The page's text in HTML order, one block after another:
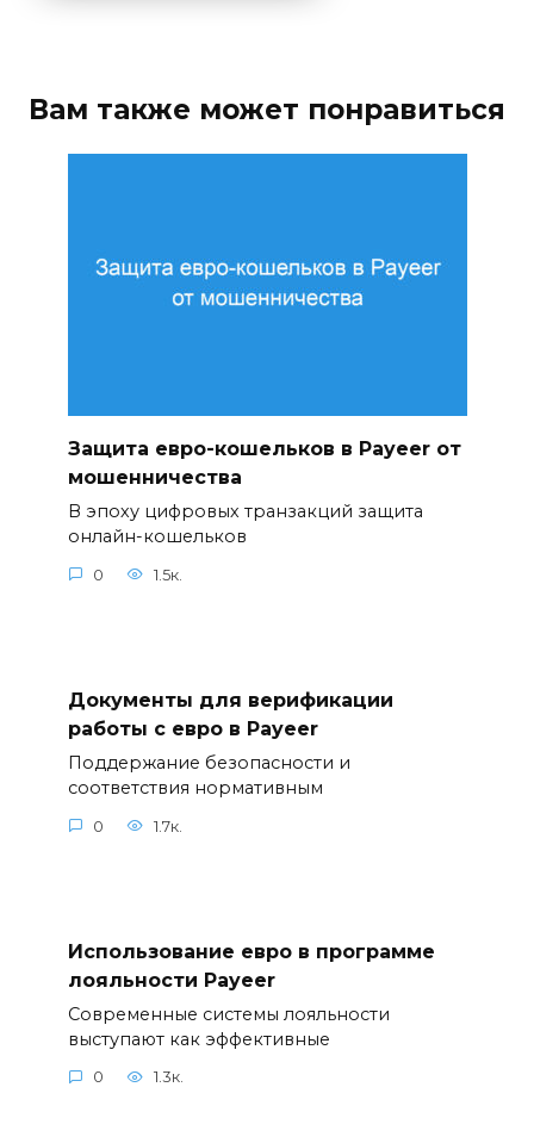
Вам также может понравиться
Защита евро-кошельков в Payeer от
мошенничества
В эпоху цифровых транзакций защита
онлайн-кошельков
0 1.5к.
Документы для верификации
работы с евро в Payeer
Поддержание безопасности и
соответствия нормативным
0 1.7к.
Использование евро в программе
лояльности Payeer
Современные системы лояльности
выступают как эффективные
0 1.3к.